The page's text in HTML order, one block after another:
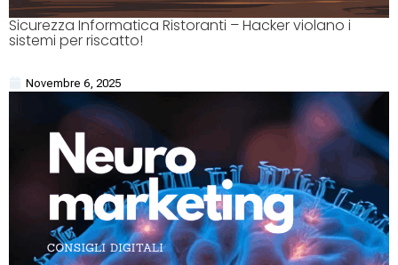
Sicurezza Informatica Ristoranti – Hacker violano i
sistemi per riscatto!
Novembre 6, 2025